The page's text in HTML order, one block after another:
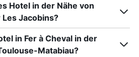
Hotel in der Nähe von
Jacobins?
in Fer à Cheval in der
Matabiau?